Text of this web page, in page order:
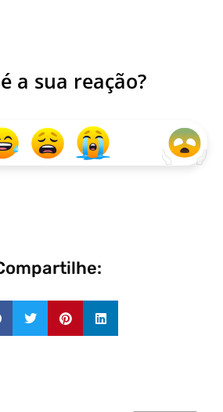
a sua reação?